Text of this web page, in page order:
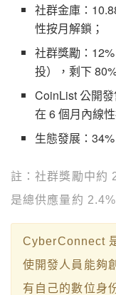
社群金庫：
性按月解鎖；
社群獎勵：
投），剩下
CoinList 公開
在 6 個月內線
生態發展：34%
註：社群獎勵中約
是總供應量約
CyberConnect
使開發人員能夠
有自己的數位身